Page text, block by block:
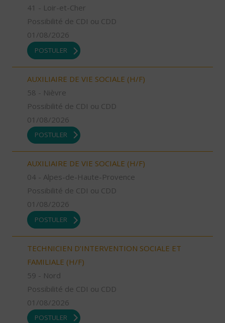
41 - Loir-et-Cher
Possibilité de CDI ou CDD
01/08/2026
POSTULER
AUXILIAIRE DE VIE SOCIALE (H/F)
58 - Nièvre
Possibilité de CDI ou CDD
01/08/2026
POSTULER
AUXILIAIRE DE VIE SOCIALE (H/F)
04 - Alpes-de-Haute-Provence
Possibilité de CDI ou CDD
01/08/2026
POSTULER
TECHNICIEN D’INTERVENTION SOCIALE ET
FAMILIALE (H/F)
59 - Nord
Possibilité de CDI ou CDD
01/08/2026
POSTULER